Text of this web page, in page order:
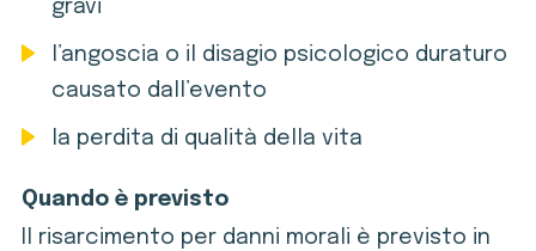
gravi
l’angoscia o il disagio psicologico duraturo
causato dall’evento
la perdita di qualità della vita
Quando è previsto
Il risarcimento per danni morali è previsto in